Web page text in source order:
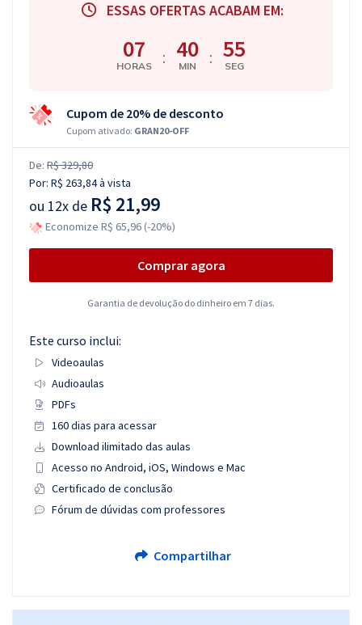
ESSAS OFERTAS ACABAM EM:
07
HORAS : 40
MIN : 54
SEG
Cupom de 20% de desconto
Cupom ativado: GRAN20-OFF
De: R$ 329,80
Por: R$ 263,84à vista
ou 12x de R$ 21,99
Economize R$ 65,96 (-20%)
Comprar agora
Garantia de devolução do dinheiro em 7 dias.
Este curso inclui:
Videoaulas
Audioaulas
PDFs
160 dias para acessar
Download ilimitado das aulas
Acesso no Android, iOS, Windows e Mac
Certificado de conclusão
Fórum de dúvidas com professores
Compartilhar